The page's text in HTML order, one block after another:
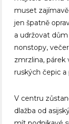
muset
jen špatně
a udržovat
nonstopy,
zmrzlina, párek
ruských čepic
V centru
dlažba od